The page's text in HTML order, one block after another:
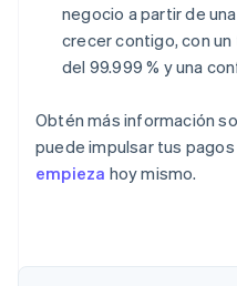
negocio a partir de
crecer contigo, con
del 99.999 % y una
Obtén más información
puede impulsar tus
empieza hoy mismo.